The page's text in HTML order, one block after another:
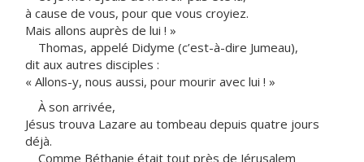
à cause de vous, pour que vous croyiez.
Mais allons auprès de lui ! »
Thomas, appelé Didyme (c’est-à-dire Jumeau),
dit aux autres disciples :
« Allons-y, nous aussi, pour mourir avec lui ! »
À son arrivée,
Jésus trouva Lazare au tombeau depuis quatre jours
déjà.
Comme Béthanie était tout près de Jérusalem